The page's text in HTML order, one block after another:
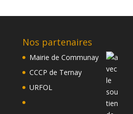
Nos partenaires
Mairie de Communay
CCCP de Ternay
URFOL